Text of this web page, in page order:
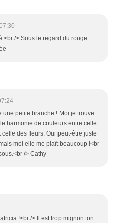
<br /> Sous le regard du rouge
une petite branche ! Moi je trouve
harmonie de couleurs entre celle
des fleurs. Oui peut-être juste
moi elle me plaît beaucoup !<br
/> Cathy
!<br /> Il est trop mignon ton